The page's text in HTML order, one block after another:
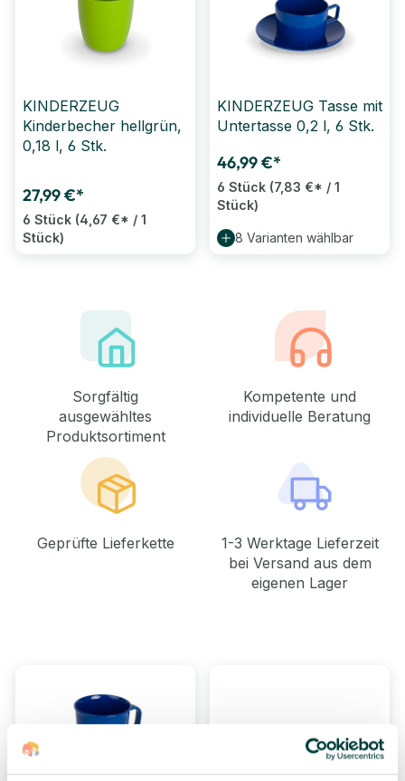
KINDERZEUG
Kinderbecher hellgrün,
0,18 l, 6 Stk.
27,99 €*
6 Stück (4,67 €* / 1
Stück)
KINDERZEUG Tasse mit
Untertasse 0,2 l, 6 Stk.
46,99 €*
6 Stück (7,83 €* / 1
Stück)
8 Varianten wählbar
Sorgfältig
ausgewähltes
Produktsortiment
Kompetente und
individuelle Beratung
Geprüfte Lieferkette
1-3 Werktage Lieferzeit
bei Versand aus dem
eigenen Lager